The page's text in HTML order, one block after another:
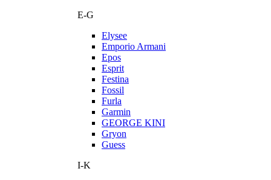
E-G
Elysee
Emporio Armani
Epos
Esprit
Festina
Fossil
Furla
Garmin
GEORGE KINI
Gryon
Guess
I-K